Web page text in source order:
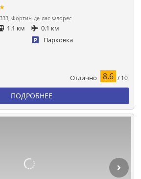
Фортин-де-лас-Флорес
1.1 км
0.1 км
Парковка
Отлично 8.6 / 10
ПОДРОБНЕЕ